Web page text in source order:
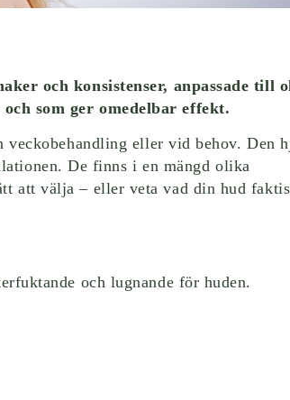
och konsistenser, anpassade till
som ger omedelbar effekt.
veckobehandling eller vid behov. Den
De finns i en mängd olika
att välja – eller veta vad din hud
och lugnande för huden.